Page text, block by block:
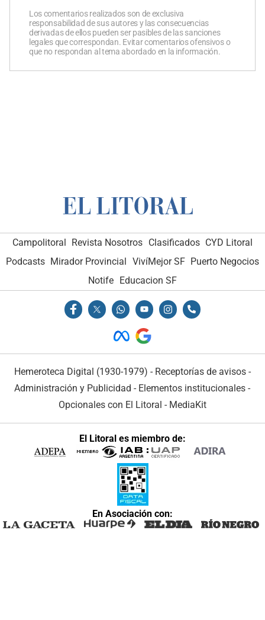
Los comentarios realizados son de exclusiva
responsabilidad de sus autores y las consecuencias
derivadas de ellos pueden ser pasibles de las sanciones
legales que correspondan. Evitar comentarios ofensivos o
que no respondan al tema abordado en la información.
Campolitoral Revista Nosotros Clasificados CYD Litoral
Podcasts Mirador Provincial VivíMejor SF Puerto Negocios
Notife
Educacion SF
Hemeroteca Digital (1930-1979) - Receptorías de avisos -
Administración y Publicidad - Elementos institucionales -
Opcionales con El Litoral - MediaKit
El Litoral es miembro de:
En Asociación con: